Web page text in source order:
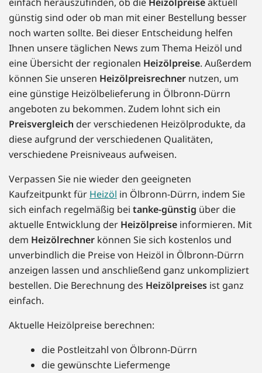
günstig sind oder ob man mit einer Bestellung besser
noch warten sollte. Bei dieser Entscheidung helfen
Ihnen unsere täglichen News zum Thema Heizöl und
eine Übersicht der regionalen Heizölpreise. Außerdem
können Sie unseren Heizölpreisrechner nutzen, um
eine günstige Heizölbelieferung in Ölbronn-Dürrn
angeboten zu bekommen. Zudem lohnt sich ein
Preisvergleich der verschiedenen Heizölprodukte, da
diese aufgrund der verschiedenen Qualitäten,
verschiedene Preisniveaus aufweisen.
Verpassen Sie nie wieder den geeigneten
Kaufzeitpunkt für Heizöl in Ölbronn-Dürrn, indem Sie
sich einfach regelmäßig bei tanke-günstig über die
aktuelle Entwicklung der Heizölpreise informieren. Mit
dem Heizölrechner können Sie sich kostenlos und
unverbindlich die Preise von Heizöl in Ölbronn-Dürrn
anzeigen lassen und anschließend ganz unkompliziert
bestellen. Die Berechnung des Heizölpreises ist ganz
einfach.
Aktuelle Heizölpreise berechnen:
die Postleitzahl von Ölbronn-Dürrn
die gewünschte Liefermenge